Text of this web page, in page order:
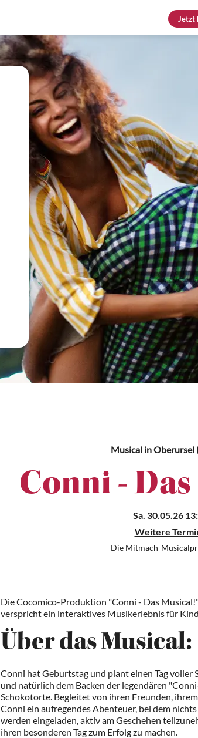
Jetzt
Musicalin Oberursel
Conni -
Sa. 30.05.26
Weitere
Die Mitmach-
Die Cocomico-Produktion "Conni - Das
verspricht ein interaktives Musikerlebnis für
Über das Musical:
Conni hat Geburtstag und plant einen Tag voller
und natürlich dem Backen der legendären
Schokotorte. Begleitet von ihren Freunden,
Conni ein aufregendes Abenteuer, bei dem
werden eingeladen, aktiv am Geschehen
ihren besonderen Tag zum Erfolg zu machen.